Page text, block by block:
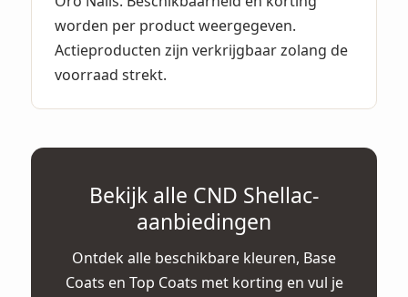
worden per product weergegeven.
Actieproducten zijn verkrijgbaar zolang de
voorraad strekt.
Bekijk alle CND Shellac-
aanbiedingen
Ontdek alle beschikbare kleuren, Base
Coats en Top Coats met korting en vul je